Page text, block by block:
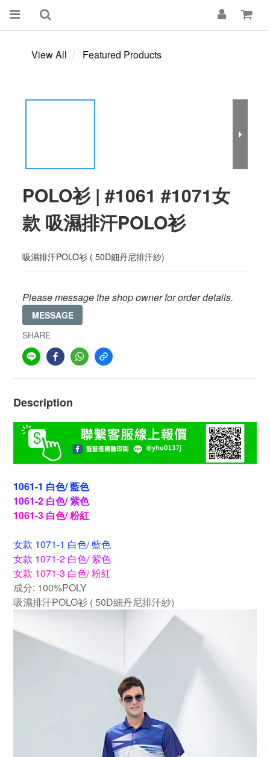
View All Featured Products
POLO衫 | #1061 #1071女
款 吸濕排汗POLO衫
吸濕排汗POLO衫 ( 50D細丹尼排汗紗)
Please message the shop owner for order details.
MESSAGE
SHARE
Description
1061-1 白色/ 藍色
1061-2 白色/ 紫色
1061-3 白色/ 粉紅
女款 1071-1 白色/ 藍色
女款 1071-2 白色/ 紫色
女款 1071-3 白色/ 粉紅
成分: 100%POLY
吸濕排汗POLO衫 ( 50D細丹尼排汗紗)